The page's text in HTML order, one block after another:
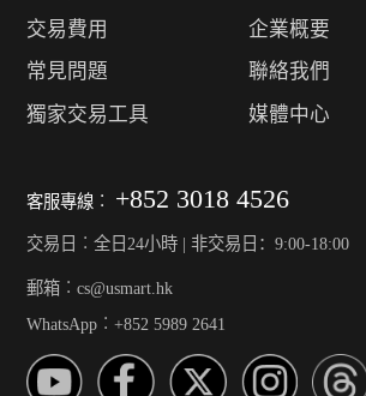
交易費用
常見問題
獨家交易工具
企業概要
聯絡我們
媒體中心
客服專線︰ +852 3018 4526
交易日︰全日24小時 | 非交易日：9:00-18:00
郵箱︰cs@usmart.hk
WhatsApp︰+852 5989 2641